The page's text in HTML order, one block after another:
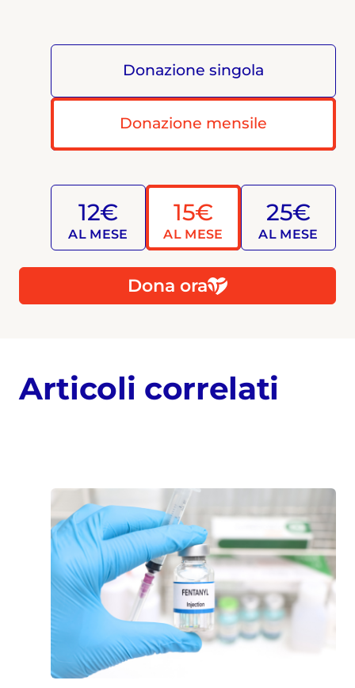
Donazione singola
Donazione mensile
12€
AL MESE
15€
AL MESE
25€
AL MESE
Dona ora
Articoli correlati